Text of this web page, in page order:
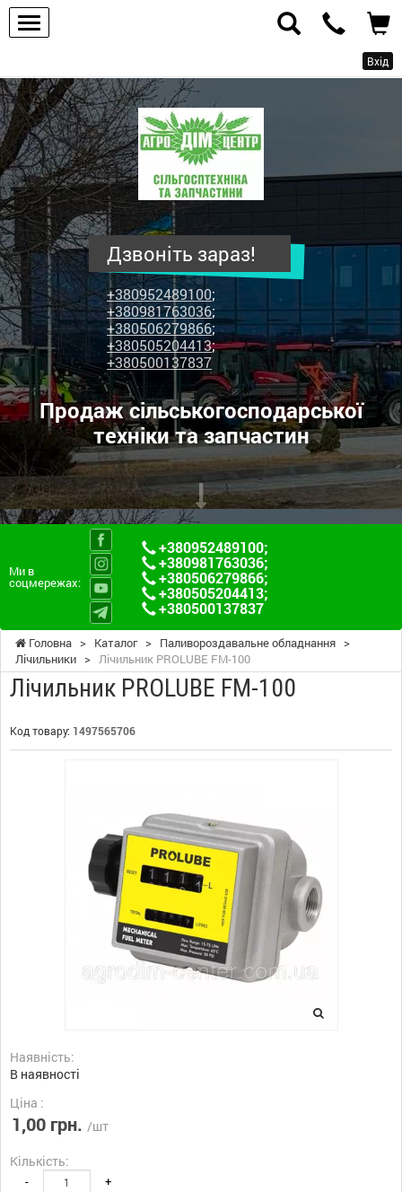
Вхід
ПП
"Агродім-
центр"
-
продаж
сільськогосподарської
техніки
та
запчастин
Дзвоніть зараз!
+380952489100;
+380981763036;
+380506279866;
+380505204413;
+380500137837
Продаж сільськогосподарської
техніки та запчастин
Ми в
соцмережах:
+380952489100;
+380981763036;
+380506279866;
+380505204413;
+380500137837
Головна > Каталог > Паливороздавальне обладнання >
Лічильники > Лічильник PROLUBE FM-100
Лічильник PROLUBE FM-100
Код товару: 1497565706
Наявність:
В наявності
Ціна :
1,00 грн. /шт
Кількість:
- +